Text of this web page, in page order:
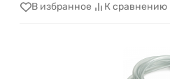
В избранное К сравнению